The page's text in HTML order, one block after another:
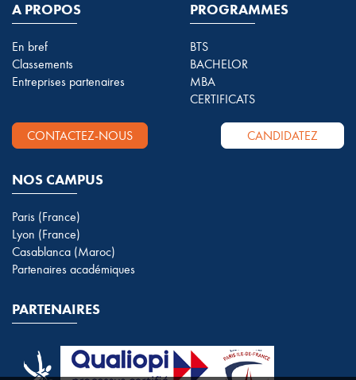
A PROPOS
En bref
Classements
Entreprises partenaires
PROGRAMMES
BTS
BACHELOR
MBA
CERTIFICATS
CONTACTEZ-NOUS CANDIDATEZ
NOS CAMPUS
Paris (France)
Lyon (France)
Casablanca (Maroc)
Partenaires académiques
PARTENAIRES